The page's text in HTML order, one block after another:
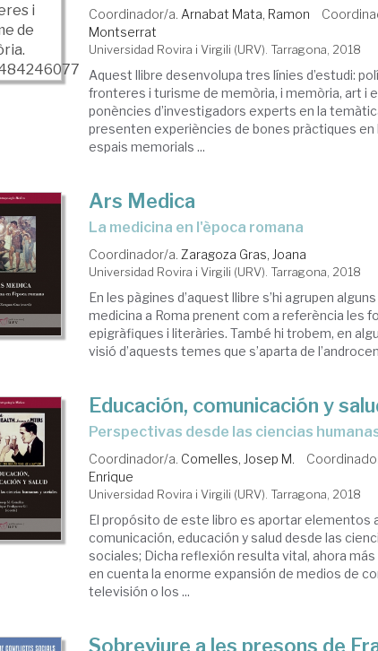
Coordinador/a. Arnabat Mata, Ramon
Montserrat
Universidad Rovira i Virgili (URV). Tarragona, 2018
Aquest llibre desenvolupa tres línies d’estudi:
fronteres i turisme de memòria, i memòria, art i
ponències d’investigadors experts en la
presenten experiències de bones pràctiques
espais memorials ...
Ars Medica
la medicina en l'època romana
Coordinador/a.Zaragoza Gras, Joana
Universidad Rovira i Virgili (URV). Tarragona, 2018
En les pàgines d’aquest llibre s’hi agrupen
medicina a Roma prenent com a referència les
epigràfiques i literàries. També hi trobem, en
visió d’aquests temes que s’aparta de
Educación, comunicación y
perspectivas desde las ciencias
Coordinador/a. Comelles, Josep M.
Enrique
Universidad Rovira i Virgili (URV). Tarragona, 2018
El propósito de este libro es aportar elementos
comunicación, educación y salud desde las
sociales; Dicha reflexión resulta vital, ahora
en cuenta la enorme expansión de medios de
televisión o los ...
Sobreviure a les presons de